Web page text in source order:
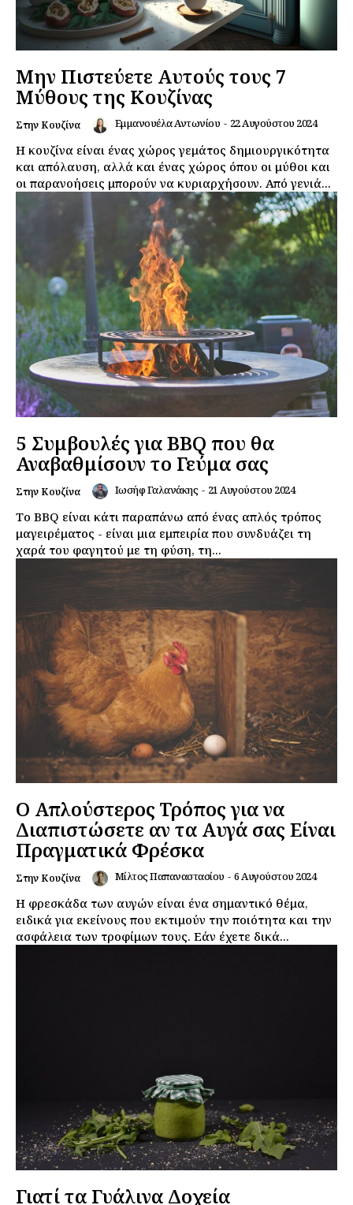
Μην Πιστεύετε Αυτούς τους 7
Μύθους της Κουζίνας
Στην Κουζίνα Εμμανουέλα Αντωνίου - 22 Αυγούστου 2024
Η κουζίνα είναι ένας χώρος γεμάτος δημιουργικότητα
και απόλαυση, αλλά και ένας χώρος όπου οι μύθοι και
οι παρανοήσεις μπορούν να κυριαρχήσουν. Από γενιά...
5 Συμβουλές για BBQ που θα
Αναβαθμίσουν το Γεύμα σας
Στην Κουζίνα Ιωσήφ Γαλανάκης - 21 Αυγούστου 2024
Το BBQ είναι κάτι παραπάνω από ένας απλός τρόπος
μαγειρέματος - είναι μια εμπειρία που συνδυάζει τη
χαρά του φαγητού με τη φύση, τη...
Ο Απλούστερος Τρόπος για να
Διαπιστώσετε αν τα Αυγά σας Είναι
Πραγματικά Φρέσκα
Στην Κουζίνα Μίλτος Παπαναστασίου - 6 Αυγούστου 2024
Η φρεσκάδα των αυγών είναι ένα σημαντικό θέμα,
ειδικά για εκείνους που εκτιμούν την ποιότητα και την
ασφάλεια των τροφίμων τους. Εάν έχετε δικά...
Γιατί τα Γυάλινα Δοχεία